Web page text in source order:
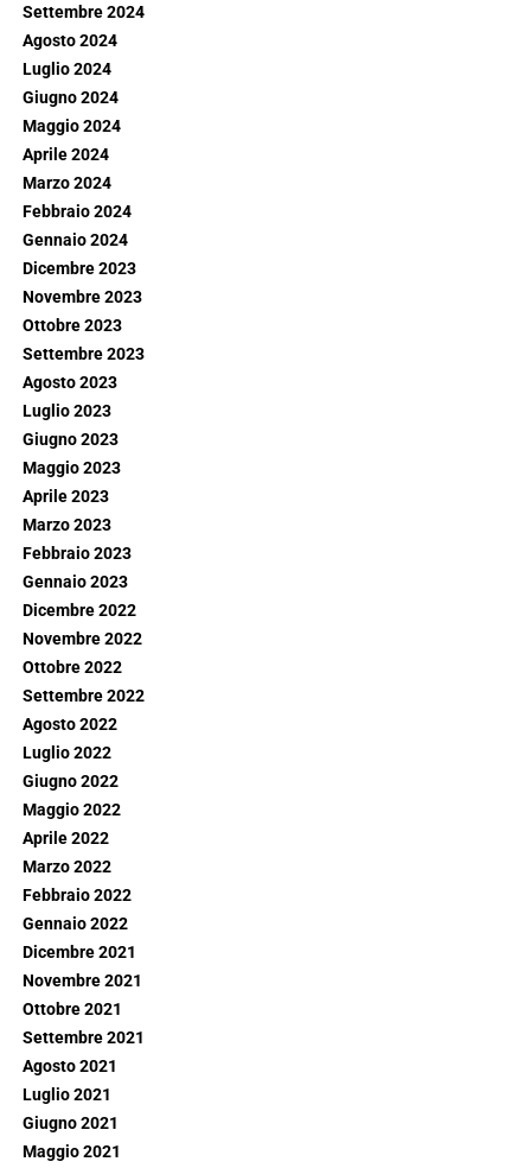
Settembre 2024
Agosto 2024
Luglio 2024
Giugno 2024
Maggio 2024
Aprile 2024
Marzo 2024
Febbraio 2024
Gennaio 2024
Dicembre 2023
Novembre 2023
Ottobre 2023
Settembre 2023
Agosto 2023
Luglio 2023
Giugno 2023
Maggio 2023
Aprile 2023
Marzo 2023
Febbraio 2023
Gennaio 2023
Dicembre 2022
Novembre 2022
Ottobre 2022
Settembre 2022
Agosto 2022
Luglio 2022
Giugno 2022
Maggio 2022
Aprile 2022
Marzo 2022
Febbraio 2022
Gennaio 2022
Dicembre 2021
Novembre 2021
Ottobre 2021
Settembre 2021
Agosto 2021
Luglio 2021
Giugno 2021
Maggio 2021